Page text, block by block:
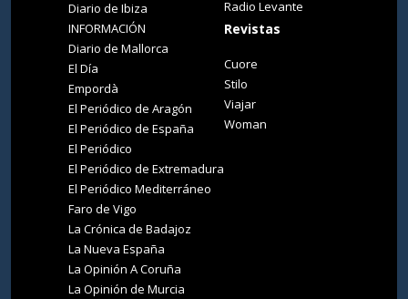
Diario de Ibiza
INFORMACIÓN
Diario de Mallorca
El Día
Empordà
El Periódico de Aragón
El Periódico de España
El Periódico
El Periódico de Extremadura
El Periódico Mediterráneo
Faro de Vigo
La Crónica de Badajoz
La Nueva España
La Opinión A Coruña
La Opinión de Murcia
Radio Levante
Revistas
Cuore
Stilo
Viajar
Woman